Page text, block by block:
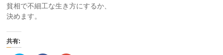
貧相で不細工な生き方にするか、
決めます。
共有: